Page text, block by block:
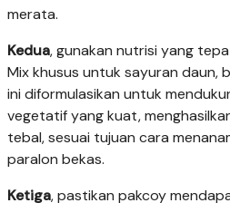
merata.
Kedua, gunakan nutrisi yang
Mix khusus untuk sayuran daun,
ini diformulasikan untuk
vegetatif yang kuat,
tebal, sesuai tujuan cara
paralon bekas.
Ketiga, pastikan pakcoy